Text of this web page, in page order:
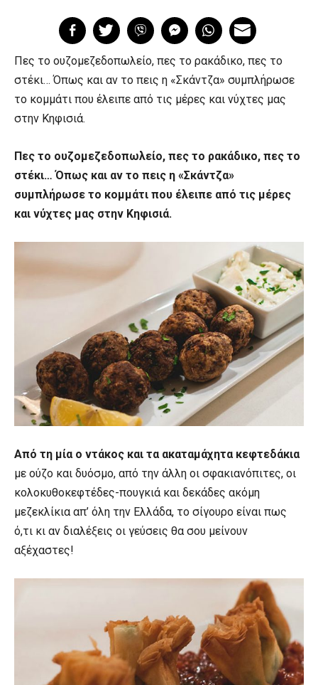
Πες το ουζομεζεδοπωλείο, πες το ρακάδικο, πες το
στέκι… Όπως και αν το πεις η «Σκάντζα» συμπλήρωσε
το κομμάτι που έλειπε από τις μέρες και νύχτες μας
στην Κηφισιά.
Πες το ουζομεζεδοπωλείο, πες το ρακάδικο, πες το
στέκι… Όπως και αν το πεις η «Σκάντζα»
συμπλήρωσε το κομμάτι που έλειπε από τις μέρες
και νύχτες μας στην Κηφισιά.
Από τη μία ο ντάκος και τα ακαταμάχητα κεφτεδάκια
με ούζο και δυόσμο, από την άλλη οι σφακιανόπιτες, οι
κολοκυθοκεφτέδες-πουγκιά και δεκάδες ακόμη
μεζεκλίκια απ’ όλη την Ελλάδα, το σίγουρο είναι πως
ό,τι κι αν διαλέξεις οι γεύσεις θα σου μείνουν
αξέχαστες!